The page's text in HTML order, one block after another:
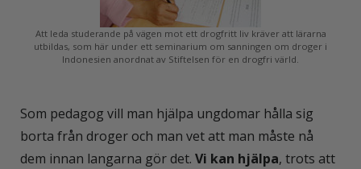
Att leda studerande på vägen mot ett drogfritt liv kräver att lärarna
utbildas, som här under ett seminarium om sanningen om droger i
Indonesien anordnat av Stiftelsen för en drogfri värld.
Som pedagog vill man hjälpa ungdomar hålla sig
borta från droger och man vet att man måste nå
dem innan langarna gör det. Vi kan hjälpa, trots att